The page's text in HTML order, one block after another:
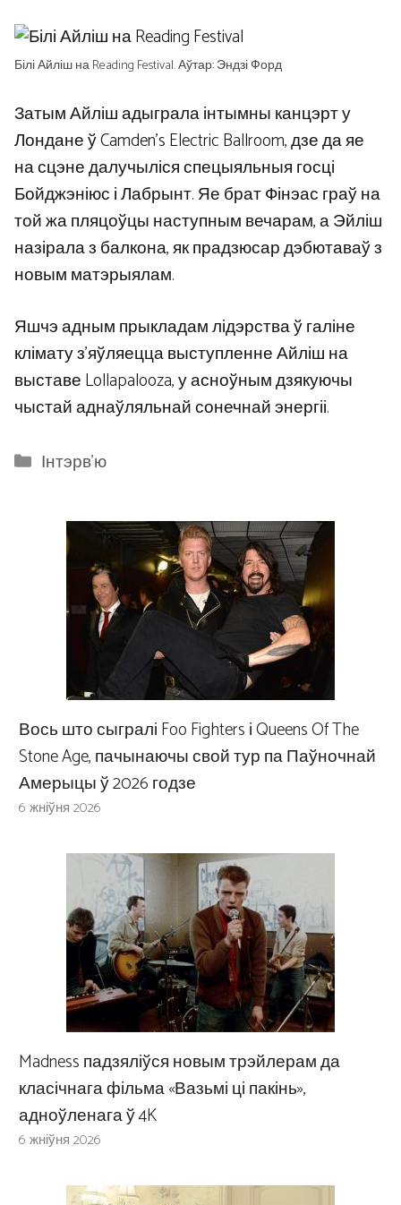
Білі Айліш на Reading Festival. Аўтар: Эндзі Форд
Затым Айліш адыграла інтымны канцэрт у
Лондане ў Camden’s Electric Ballroom, дзе да яе
на сцэне далучыліся спецыяльныя госці
Бойджэніюс і Лабрынт. Яе брат Фінэас граў на
той жа пляцоўцы наступным вечарам, а Эйліш
назірала з балкона, як прадзюсар дэбютаваў з
новым матэрыялам.
Яшчэ адным прыкладам лідэрства ў галіне
клімату з’яўляецца выступленне Айліш на
выставе Lollapalooza, у асноўным дзякуючы
чыстай аднаўляльнай сонечнай энергіі.
Categories
Інтэрв'ю
Вось што сыгралі Foo Fighters і Queens Of The
Stone Age, пачынаючы свой тур па Паўночнай
Амерыцы ў 2026 годзе
6 жніўня 2026
Madness падзяліўся новым трэйлерам да
класічнага фільма «Вазьмі ці пакінь»,
адноўленага ў 4K
6 жніўня 2026